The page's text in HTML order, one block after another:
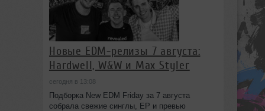
Новые EDM-релизы 7 августа:
Hardwell, W&W и Max Styler
сегодня в 13:08
Подборка New EDM Friday за 7 августа
собрала свежие синглы, EP и превью